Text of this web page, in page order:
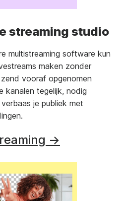
streaming studio
multistreaming software kun
maken zonder
vooraf opgenomen
kanalen tegelijk, nodig
je publiek met
→